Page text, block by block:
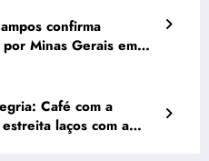
confirma
Minas Gerais em
Café com a
laços com a